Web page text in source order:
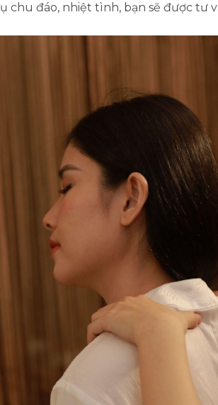
chu đáo, nhiệt tình, bạn sẽ được